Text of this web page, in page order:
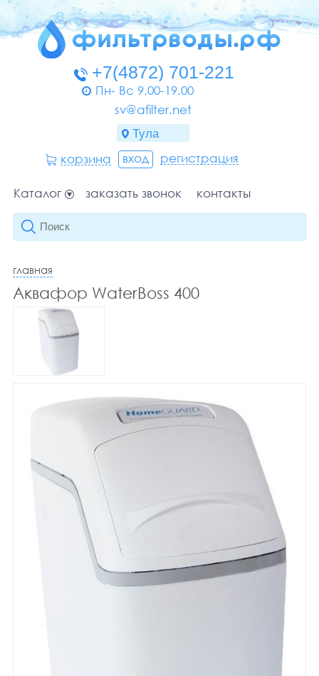
Пн- Вс 9.00-19.00
sv@afilter.net
корзина вход регистрация
Каталог заказать звонок контакты
главная
Аквафор WaterBoss 400